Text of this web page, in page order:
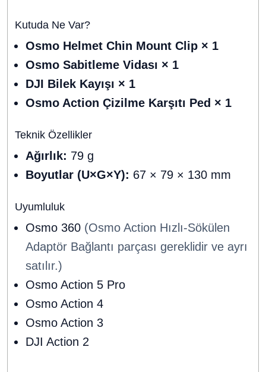
Kutuda Ne Var?
Osmo Helmet Chin Mount Clip × 1
Osmo Sabitleme Vidası × 1
DJI Bilek Kayışı × 1
Osmo Action Çizilme Karşıtı Ped × 1
Teknik Özellikler
Ağırlık: 79 g
Boyutlar (U×G×Y): 67 × 79 × 130 mm
Uyumluluk
Osmo 360 (Osmo Action Hızlı-Sökülen
Adaptör Bağlantı parçası gereklidir ve ayrı
satılır.)
Osmo Action 5 Pro
Osmo Action 4
Osmo Action 3
DJI Action 2